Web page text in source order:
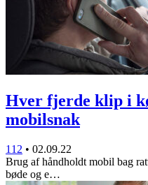
Hver fjerde klip i
mobilsnak
112 • 02.09.22
Brug af håndholdt mobil bag
bøde og e…